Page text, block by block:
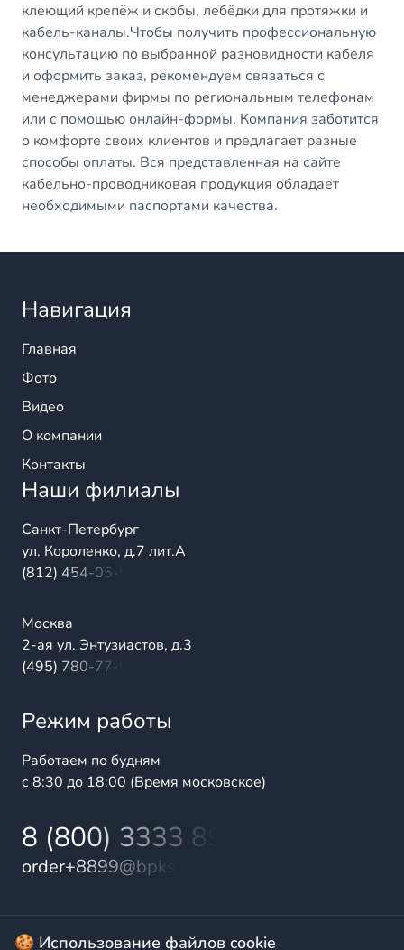
клеющий крепёж и скобы, лебёдки для протяжки и
кабель-каналы.Чтобы получить профессиональную
консультацию по выбранной разновидности кабеля
и оформить заказ, рекомендуем связаться с
менеджерами фирмы по региональным телефонам
или с помощью онлайн-формы. Компания заботится
о комфорте своих клиентов и предлагает разные
способы оплаты. Вся представленная на сайте
кабельно-проводниковая продукция обладает
необходимыми паспортами качества.
Навигация
Главная
Фото
Видео
О компании
Контакты
Наши филиалы
Санкт-Петербург
ул. Короленко, д.7 лит.А
(812) 454-05-54
Москва
2-ая ул. Энтузиастов, д.3
(495) 780-77-98
Режим работы
Работаем по будням
с 8:30 до 18:00 (Время московское)
8 (800) 3333 899
order+8899@bpks.ru
© 2025 БалтПромКомплект — комплексные поставки
🍪 Использование файлов cookie